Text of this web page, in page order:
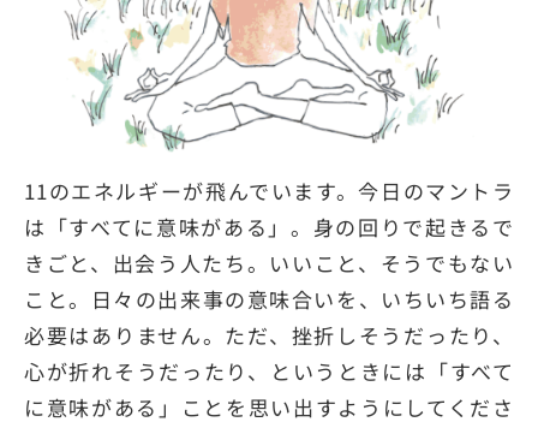
11のエネルギーが飛んでいます。今日のマントラ
は「すべてに意味がある」。身の回りで起きるで
きごと、出会う人たち。いいこと、そうでもない
こと。日々の出来事の意味合いを、いちいち語る
必要はありません。ただ、挫折しそうだったり、
心が折れそうだったり、というときには「すべて
に意味がある」ことを思い出すようにしてくださ